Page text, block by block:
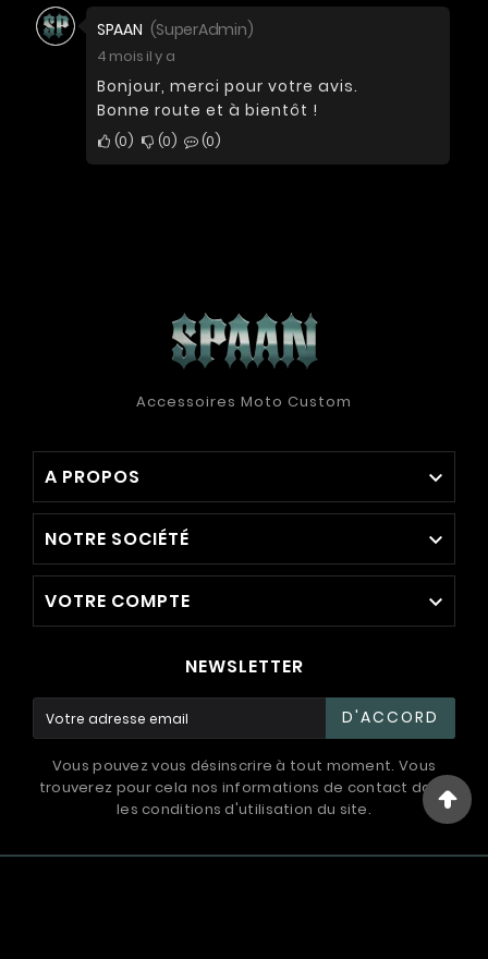
SPAAN (SuperAdmin)
4 mois il y a
Bonjour, merci pour votre avis.
Bonne route et à bientôt !
0 0 0
Accessoires Moto Custom
A PROPOS 
NOTRE SOCIÉTÉ 
VOTRE COMPTE 
NEWSLETTER
D'ACCORD
Vous pouvez vous désinscrire à tout moment. Vous
trouverez pour cela nos informations de contact dans
les conditions d'utilisation du site.